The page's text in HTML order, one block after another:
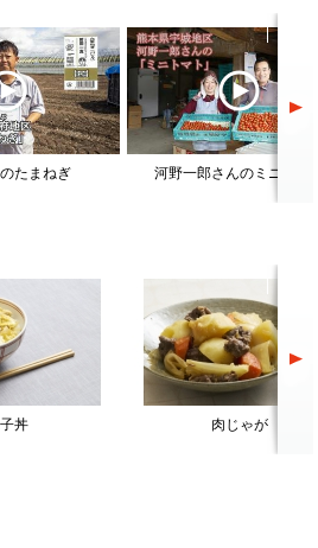
たまねぎ 河野一郎さんのミニトマト
丼 肉じゃが